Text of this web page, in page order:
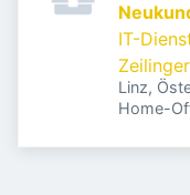
IT-
Zeilinger
Linz,
Home-